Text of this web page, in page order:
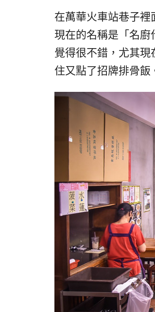
在萬華火車站巷子裡
現在的名稱是「名廚
覺得很不錯，尤其現
住又點了招牌排骨飯